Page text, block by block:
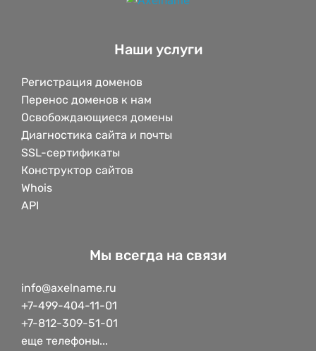
Наши услуги
Регистрация доменов
Перенос доменов к нам
Освобождающиеся домены
Диагностика сайта и почты
SSL-сертификаты
Конструктор сайтов
Whois
API
Мы всегда на связи
info@axelname.ru
+7-499-404-11-01
+7-812-309-51-01
еще телефоны...